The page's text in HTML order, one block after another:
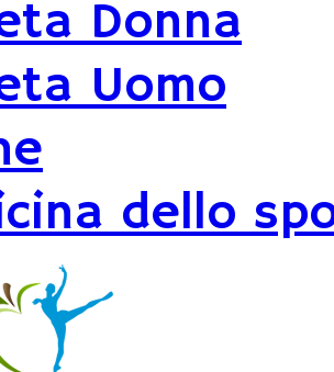
Donna
Uomo
dello